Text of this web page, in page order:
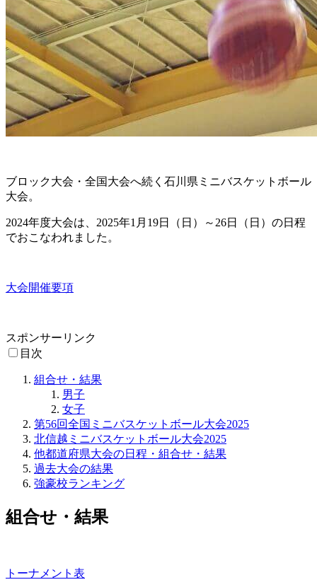
ブロック大会・全国大会へ続く石川県ミニバスケットボール
大会。
2024年度大会は、2025年1月19日（日）～26日（日）の日程
でおこなわれました。
大会開催要項
スポンサーリンク
目次
組合せ・結果
男子
女子
第56回全国ミニバスケットボール大会2025
北信越ミニバスケットボール大会2025
他都道府県大会の日程・組合せ・結果
過去大会の結果
強豪校ランキング
組合せ・結果
トーナメント表